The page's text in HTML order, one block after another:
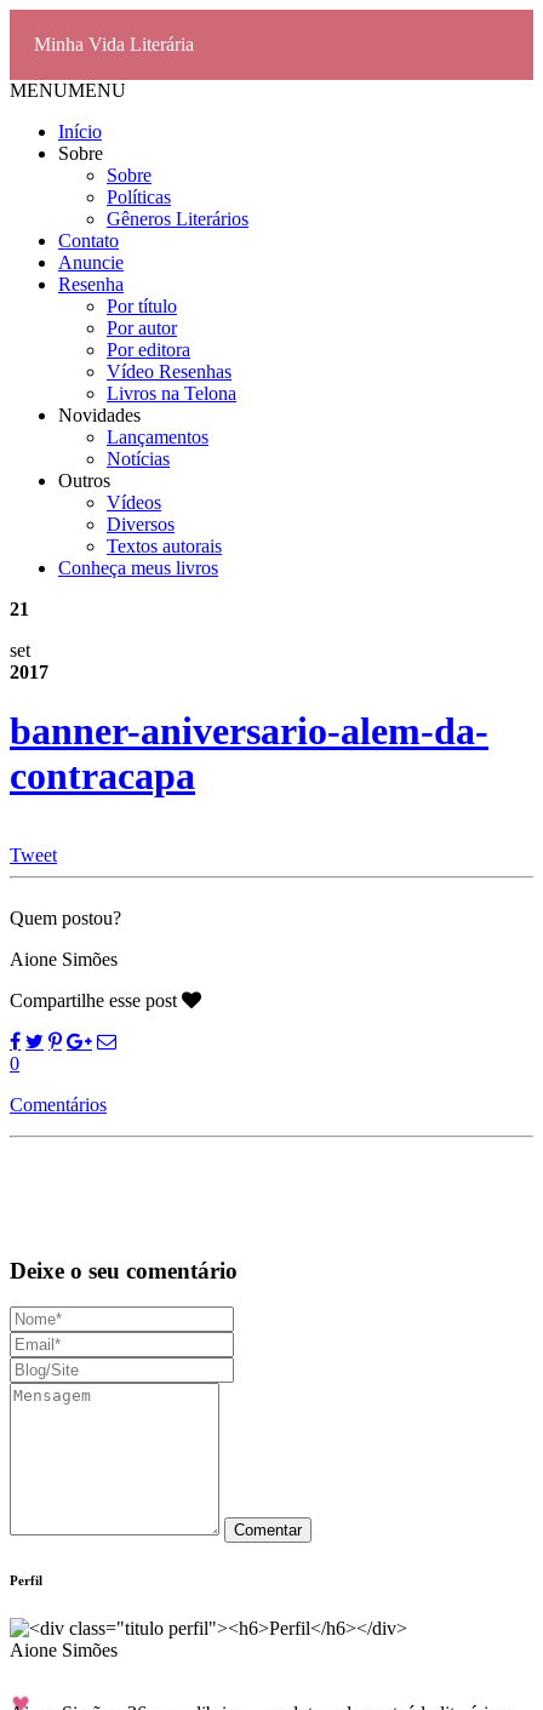
Minha Vida Literária
MENUMENU
Início
Sobre
Sobre
Políticas
Gêneros Literários
Contato
Anuncie
Resenha
Por título
Por autor
Por editora
Vídeo Resenhas
Livros na Telona
Novidades
Lançamentos
Notícias
Outros
Vídeos
Diversos
Textos autorais
Conheça meus livros
21
set
2017
banner-aniversario-alem-da-
contracapa
Tweet
Quem postou?
Aione Simões
Compartilhe esse post
0
Comentários
Deixe o seu comentário
Perfil
Aione Simões